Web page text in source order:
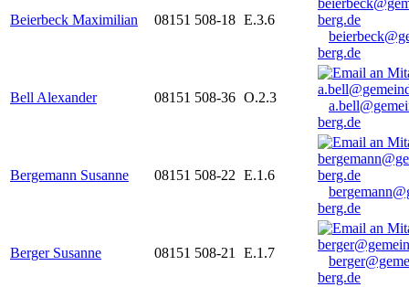
Beierbeck Maximilian 08151 508-18 E.3.6
berg.de
Bell Alexander 08151 508-36 O.2.3
berg.de
Bergemann Susanne 08151 508-22 E.1.6
berg.de
Berger Susanne 08151 508-21 E.1.7
berg.de